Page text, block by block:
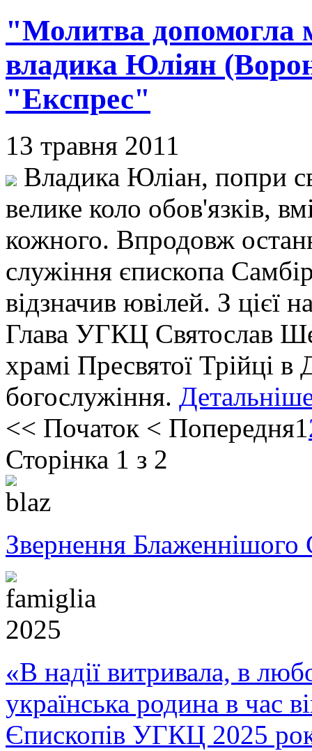
"Молитва допомогла
владика Юліян
"Експрес"
13 травня 2011
Владика Юлiан, попри
велике коло обов'язкiв,
кожного. Впродовж
служiння єпископа
вiдзначив ювiлей. З цiєї
Глава УГКЦ Святослав
храмi Пресвятої Трiйцi в
богослужiння.
<< Початок < Попередня1
Сторінка 1 з 2
Звернення Блаженнішого
«В надії витривала, в
українська родина в час
Єпископів УГКЦ 2025